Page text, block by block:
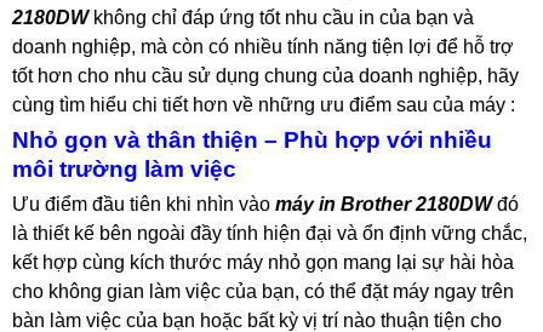
2180DWkhông chỉ đáp ứng tốt nhu cầu in của bạn và
doanh nghiệp, mà còn có nhiều tính năng tiện lợi để hỗ trợ
tốt hơn cho nhu cầu sử dụng chung của doanh nghiệp, hãy
cùng tìm hiểu chi tiết hơn về những ưu điểm sau của máy :
Nhỏ gọn và thân thiện – Phù hợp với nhiều
môi trường làm việc
Ưu điểm đầu tiên khi nhìn vào máy in Brother 2180DWđó
là thiết kế bên ngoài đầy tính hiện đại và ổn định vững chắc,
kết hợp cùng kích thước máy nhỏ gọn mang lại sự hài hòa
cho không gian làm việc của bạn, có thể đặt máy ngay trên
bàn làm việc của bạn hoặc bất kỳ vị trí nào thuận tiện cho